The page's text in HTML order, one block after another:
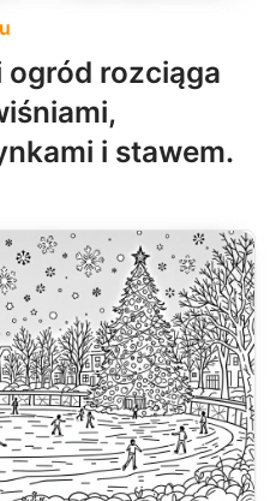
rozciąga
i stawem.